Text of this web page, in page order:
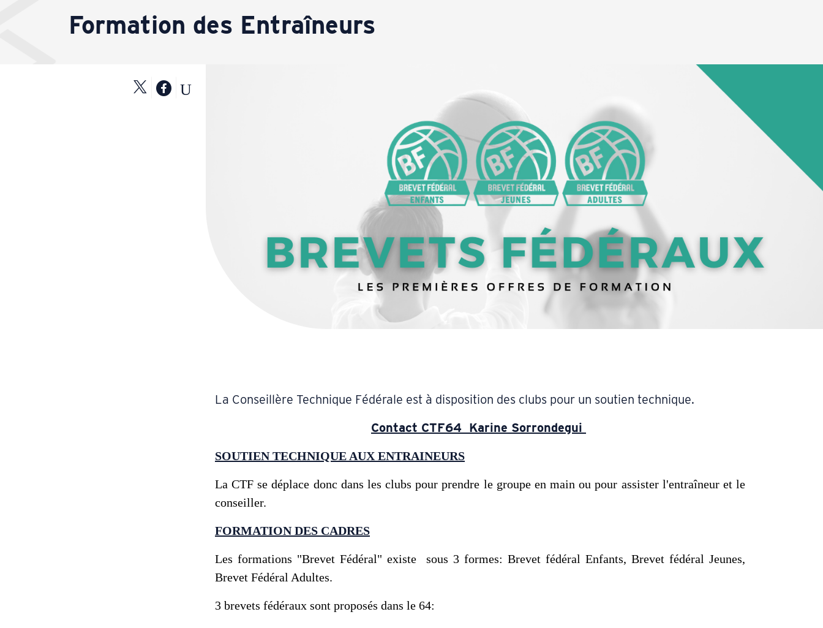
Formation des Entraîneurs
La Conseillère Technique Fédérale est à disposition des clubs pour un soutien technique.
Contact CTF64 Karine Sorrondegui
SOUTIEN TECHNIQUE AUX ENTRAINEURS
La CTF se déplace donc dans les clubs pour prendre le groupe en main ou pour assister l'entraîneur et le
conseiller.
FORMATION DES CADRES
Les formations "Brevet Fédéral" existe sous 3 formes: Brevet fédéral Enfants, Brevet fédéral Jeunes,
Brevet Fédéral Adultes.
3 brevets fédéraux sont proposés dans le 64: